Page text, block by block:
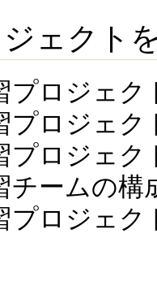
ェクト
プロジェ
プロジェ
プロジェ
チームの構
プロジェ